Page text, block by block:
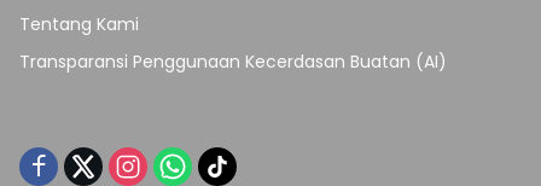
Tentang Kami
Transparansi Penggunaan Kecerdasan Buatan (AI)